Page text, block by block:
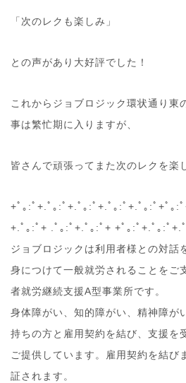
「次のレクも楽しみ」
との声があり大好評でした！
これからジョブロジック環状通り東
事は繁忙期に入りますが、
皆さんで頑張ってまた次のレクを楽
+ﾟ｡:ﾟ+.ﾟ｡:ﾟ+.ﾟ｡:ﾟ+.ﾟ｡:ﾟ+.ﾟ｡:ﾟ+ﾟ｡:
+.ﾟ｡:ﾟ+ .ﾟ｡:ﾟ+.ﾟ｡:ﾟ+ +ﾟ｡:ﾟ+.ﾟ｡:ﾟ+.
ジョブロジックは利用者様との対話
身につけて一般就労されることをご
者就労継続支援A型事業所です。
身体障がい、知的障がい、精神障が
持ちの方と雇用契約を結び、支援を
ご提供しています。雇用契約を結び
証されます。